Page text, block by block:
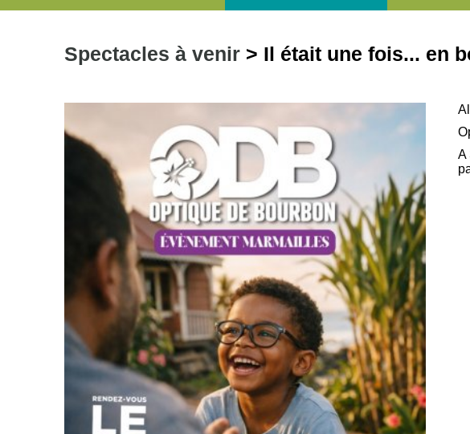
Spectacles à venir > Il était une fois... en
A